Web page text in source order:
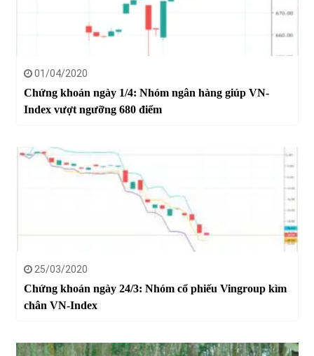
01/04/2020
Chứng khoán ngày 1/4: Nhóm ngân hàng giúp VN-
Index vượt ngưỡng 680 điểm
25/03/2020
Chứng khoán ngày 24/3: Nhóm cổ phiếu Vingroup kìm
chân VN-Index